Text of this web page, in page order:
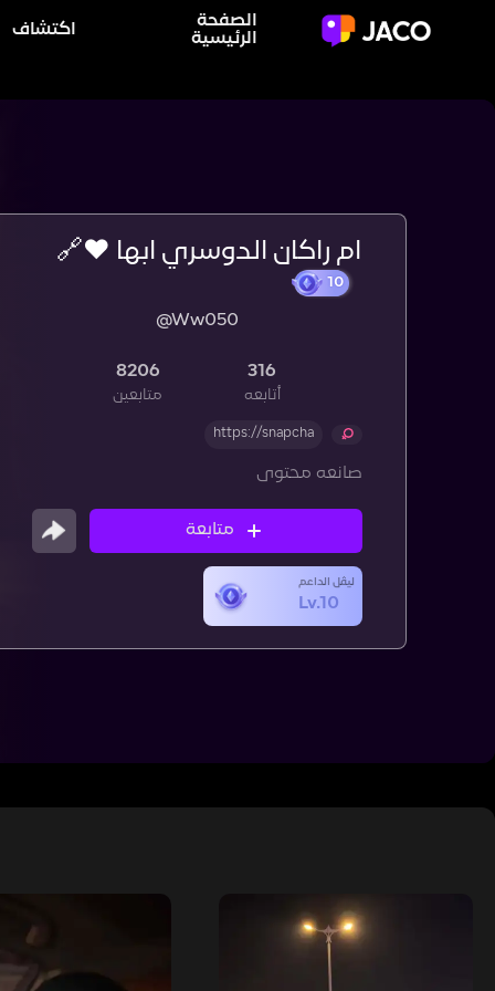
الصفحة
الرئيسية
اكتشاف
ام راكان الدوسري ابها ❤️🔗
@Ww050
316
أتابعه
8206
متابعين
https://snapcha
صانعه محتوى
متابعة
ليڤل الداعم
Lv.10